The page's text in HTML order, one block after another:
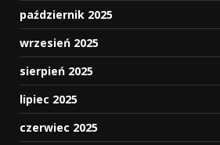
październik 2025
wrzesień 2025
sierpień 2025
lipiec 2025
czerwiec 2025